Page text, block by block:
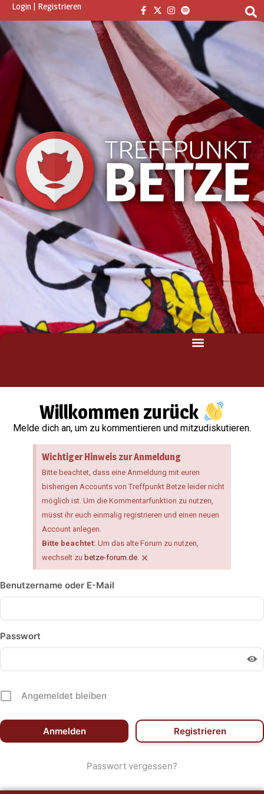
Login | Registrieren
Willkommen zurück
Melde dich an, um zu kommentieren und mitzudiskutieren.
Wichtiger Hinweis zur Anmeldung
Bitte beachtet, dass eine Anmeldung mit euren
bisherigen Accounts von Treffpunkt Betze leider nicht
möglich ist. Um die Kommentarfunktion zu nutzen,
müsst ihr euch einmalig registrieren und einen neuen
Account anlegen.
Bitte beachtet: Um das alte Forum zu nutzen,
wechselt zu betze-forum.de ×
Benutzername oder E-Mail
Passwort
Angemeldet bleiben
Registrieren
Passwort vergessen?